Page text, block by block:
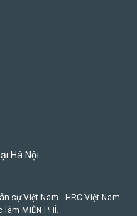
Hà Nội
sự Việt Nam - HRC Việt Nam -
làm MIỄN PHÍ.